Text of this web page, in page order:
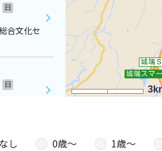
日
合文化セ
日
し 0歳〜 1歳〜